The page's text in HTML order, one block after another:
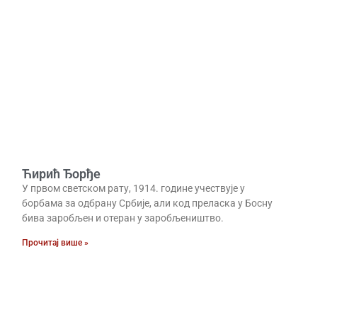
Ћирић Ђорђе
У првом светском рату, 1914. године учествује у
борбама за одбрану Србије, али код преласка у Босну
бива заробљен и отеран у заробљеништво.
Прочитај више »